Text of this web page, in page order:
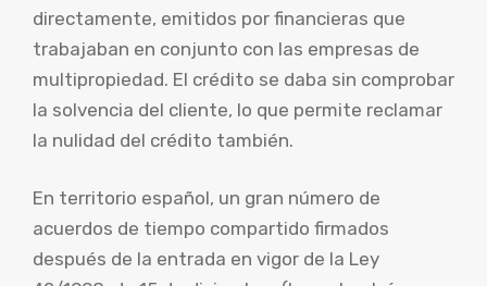
directamente, emitidos por financieras que
trabajaban en conjunto con las empresas de
multipropiedad. El crédito se daba sin comprobar
la solvencia del cliente, lo que permite reclamar
la nulidad del crédito también.
En territorio español, un gran número de
acuerdos de tiempo compartido firmados
después de la entrada en vigor de la Ley